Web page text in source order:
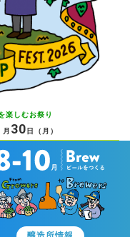
楽しむお祭り
月 30 日 （月）